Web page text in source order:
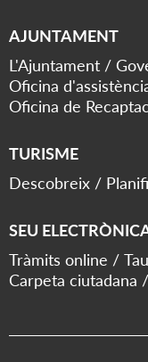
AJUNTAMENT
L'Ajuntament
Oficina
Oficina de
TURISME
Descobreix
SEU
Tràmits online
Carpeta ciutadana